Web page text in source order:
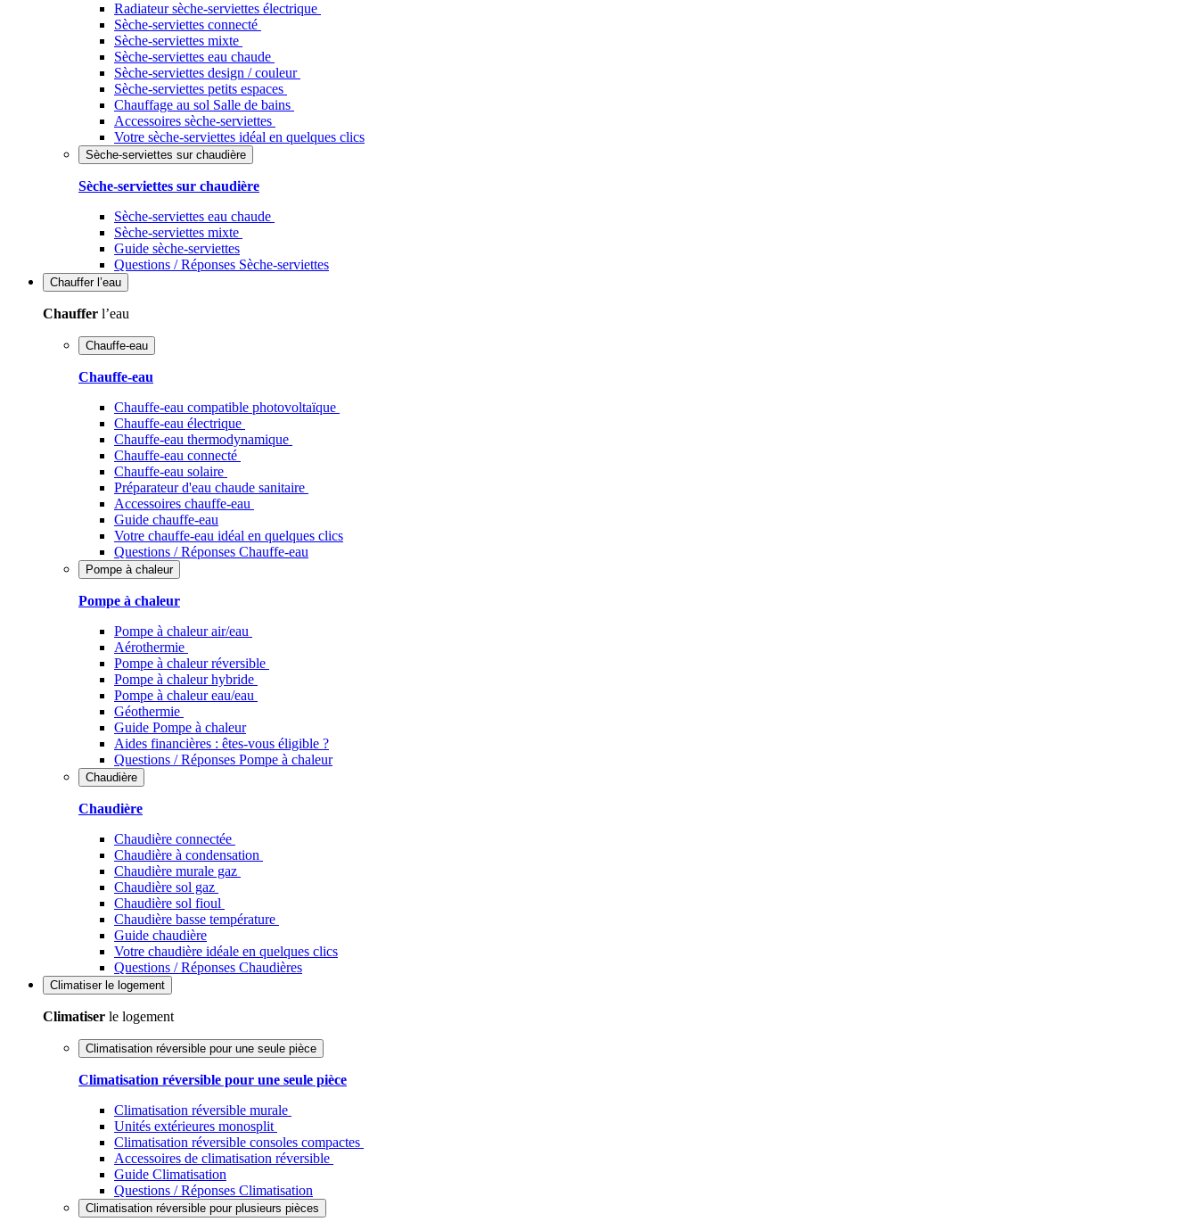
Radiateur sèche-serviettes électrique
Sèche-serviettes connecté
Sèche-serviettes mixte
Sèche-serviettes eau chaude
Sèche-serviettes design / couleur
Sèche-serviettes petits espaces
Chauffage au sol Salle de bains
Accessoires sèche-serviettes
Votre sèche-serviettes idéal en quelques clics
Sèche-serviettes sur chaudière
Sèche-serviettes sur chaudière
Sèche-serviettes eau chaude
Sèche-serviettes mixte
Guide sèche-serviettes
Questions / Réponses Sèche-serviettes
Chauffer l’eau
Chauffer l’eau
Chauffe-eau
Chauffe-eau
Chauffe-eau compatible photovoltaïque
Chauffe-eau électrique
Chauffe-eau thermodynamique
Chauffe-eau connecté
Chauffe-eau solaire
Préparateur d'eau chaude sanitaire
Accessoires chauffe-eau
Guide chauffe-eau
Votre chauffe-eau idéal en quelques clics
Questions / Réponses Chauffe-eau
Pompe à chaleur
Pompe à chaleur
Pompe à chaleur air/eau
Aérothermie
Pompe à chaleur réversible
Pompe à chaleur hybride
Pompe à chaleur​ eau/eau
Géothermie
Guide Pompe à chaleur
Aides financières : êtes-vous éligible ?
Questions / Réponses Pompe à chaleur
Chaudière
Chaudière
Chaudière connectée
Chaudière à condensation
Chaudière murale gaz
Chaudière sol gaz
Chaudière sol fioul
Chaudière basse température
Guide chaudière
Votre chaudière idéale en quelques clics
Questions / Réponses Chaudières
Climatiser le logement
Climatiser le logement
Climatisation réversible pour une seule pièce
Climatisation réversible pour une seule pièce
Climatisation réversible murale
Unités extérieures monosplit
Climatisation réversible consoles compactes
Accessoires de climatisation réversible
Guide Climatisation
Questions / Réponses Climatisation
Climatisation réversible pour plusieurs pièces